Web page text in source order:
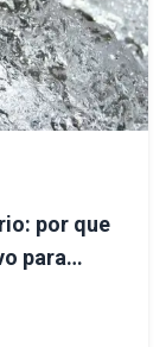
por que
para